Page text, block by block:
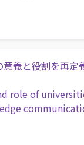
義と役割を再
role of